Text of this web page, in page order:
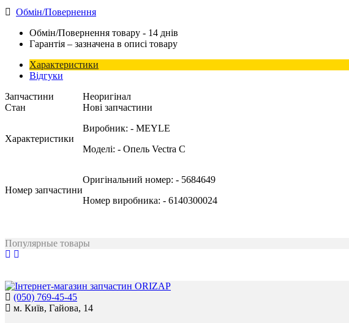
Обмін/Повернення
Обмін/Повернення товару - 14 днів
Гарантія – зазначена в описі товару
Характеристики
Відгуки
Запчастини
Неоригінал
Стан
Нові запчастини
Характеристики
Виробник: - MEYLE
Моделі: - Опель Vectra C
Номер запчастини
Оригінальний номер: - 5684649
Номер виробника: - 6140300024
Популярные товары
(050) 769-45-45
м. Київ, Гайова, 14